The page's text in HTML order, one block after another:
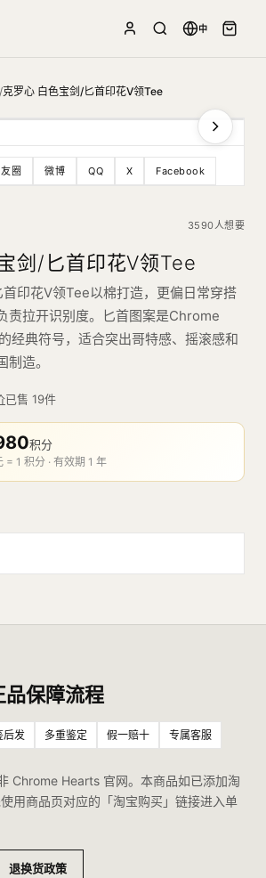
中
/克罗心 白色宝剑/匕首印花V领Tee
圈 微博 QQ X Facebook
3590人想要
剑/匕首印花V领Tee
印花V领Tee以棉打造，更偏日常穿搭
责拉开识别度。匕首图案是Chrome
经典符号，适合突出哥特感、摇滚感和
造。
已售 19件
积分
= 1 积分 · 有效期 1 年
品保障流程
后发 多重鉴定 假一赔十 专属客服
Chrome Hearts 官网。本商品如已添加淘
用商品页对应的「淘宝购买」链接进入单
退换货政策